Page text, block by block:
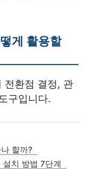
게 활용할
전환점 결정, 관
구입니다.
할까?
치 방법 7단계